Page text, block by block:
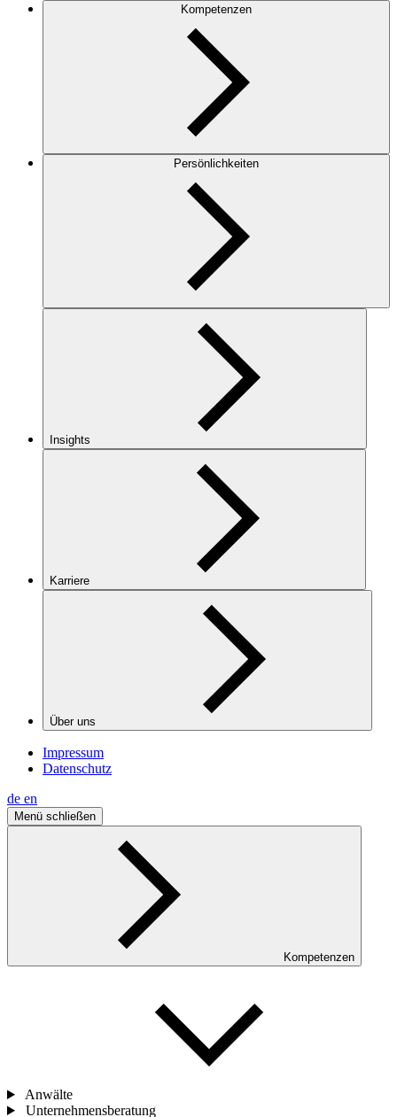
Kompetenzen
Persönlichkeiten
Insights
Karriere
Über uns
Impressum
Datenschutz
de en
Menü schließen
Kompetenzen
Anwälte
Unternehmensberatung